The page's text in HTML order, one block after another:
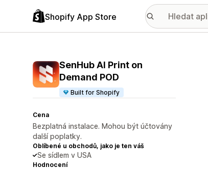
Shopify App Store
SenHub AI Print on
Demand POD
Built for Shopify
Cena
Bezplatná instalace. Mohou být účtovány
další poplatky.
Oblíbené u obchodů, jako je ten váš
Se sídlem v USA
Hodnocení